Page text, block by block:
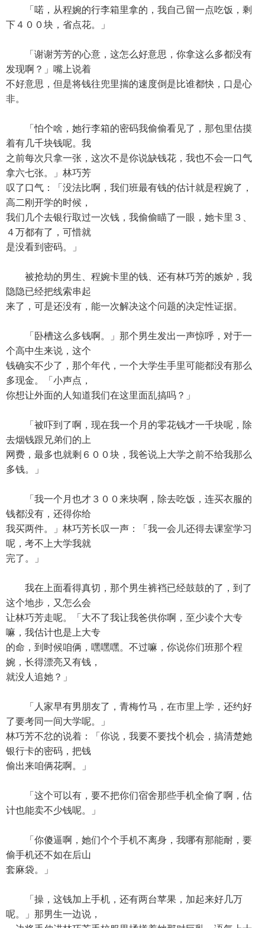
「喏，从程婉的行李箱里拿的，我自己留一点吃饭，剩
下４００块，省点花。」
「谢谢芳芳的心意，这怎么好意思，你拿这么多都没有
发现啊？」嘴上说着
不好意思，但是将钱往兜里揣的速度倒是比谁都快，口是心
非。
「怕个啥，她行李箱的密码我偷偷看见了，那包里估摸
着有几千块钱呢。我
之前每次只拿一张，这次不是你说缺钱花，我也不会一口气
拿六七张。」林巧芳
叹了口气：「没法比啊，我们班最有钱的估计就是程婉了，
高二刚开学的时候，
我们几个去银行取过一次钱，我偷偷瞄了一眼，她卡里３、
４万都有了，可惜就
是没看到密码。」
被抢劫的男生、程婉卡里的钱、还有林巧芳的嫉妒，我
隐隐已经把线索串起
来了，可是还没有，能一次解决这个问题的决定性证据。
「卧槽这么多钱啊。」那个男生发出一声惊呼，对于一
个高中生来说，这个
钱确实不少了，那个年代，一个大学生手里可能都没有那么
多现金。「小声点，
你想让外面的人知道我们在这里面乱搞吗？」
「被吓到了啊，现在我一个月的零花钱才一千块呢，除
去烟钱跟兄弟们的上
网费，最多也就剩６００块，我爸说上大学之前不给我那么
多钱。」
「我一个月也才３００来块啊，除去吃饭，连买衣服的
钱都没有，还得你给
我买两件。」林巧芳长叹一声：「我一会儿还得去课室学习
呢，考不上大学我就
完了。」
我在上面看得真切，那个男生裤裆已经鼓鼓的了，到了
这个地步，又怎么会
让林巧芳走呢。「大不了我让我爸供你啊，至少读个大专
嘛，我估计也是上大专
的命，到时候咱俩，嘿嘿嘿。不过嘛，你说你们班那个程
婉，长得漂亮又有钱，
就没人追她？」
「人家早有男朋友了，青梅竹马，在市里上学，还约好
了要考同一间大学呢。」
林巧芳不忿的说着：「你说，我要不要找个机会，搞清楚她
银行卡的密码，把钱
偷出来咱俩花啊。」
「这个可以有，要不把你们宿舍那些手机全偷了啊，估
计也能卖不少钱呢。」
「你傻逼啊，她们个个手机不离身，我哪有那能耐，要
偷手机还不如在后山
套麻袋。」
「操，这钱加上手机，还有两台苹果，加起来好几万
呢。」那男生一边说，